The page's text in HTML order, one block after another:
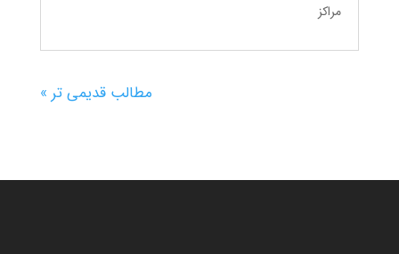
مراکز
مطالب قدیمی تر »